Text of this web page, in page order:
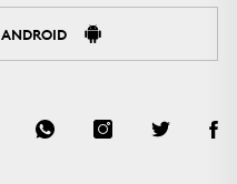
ANDROID